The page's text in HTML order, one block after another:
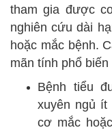
tham gia được
nghiên cứu dài
hoặc mắc bệnh.
mãn tính phổ biến
Bệnh tiểu
xuyên ngủ ít
cơ mắc